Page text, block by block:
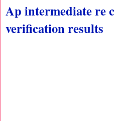
Ap intermediate re
verification results